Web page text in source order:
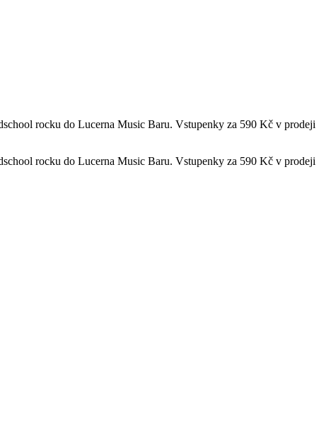
rocku do Lucerna Music Baru. Vstupenky za 590 Kč v prodeji
rocku do Lucerna Music Baru. Vstupenky za 590 Kč v prodeji